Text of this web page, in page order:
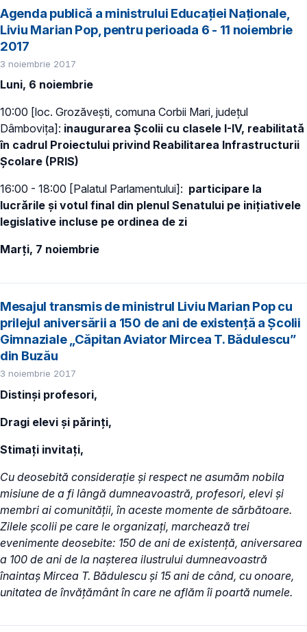
Agenda publică a ministrului Educației Naționale,
Liviu Marian Pop, pentru perioada 6 - 11 noiembrie
2017
3 noiembrie 2017
Luni, 6 noiembrie
10:00 [loc. Grozăvești, comuna Corbii Mari, județul
Dâmbovița]: inaugurarea Școlii cu clasele I-IV, reabilitată
în cadrul Proiectului privind Reabilitarea Infrastructurii
Școlare (PRIS)
16:00 - 18:00 [Palatul Parlamentului]: participare la
lucrările și votul final din plenul Senatului pe inițiativele
legislative incluse pe ordinea de zi
Marți, 7 noiembrie
Mesajul transmis de ministrul Liviu Marian Pop cu
prilejul aniversării a 150 de ani de existență a Școlii
Gimnaziale „Căpitan Aviator Mircea T. Bădulescu”
din Buzău
3 noiembrie 2017
Distinși profesori,
Dragi elevi și părinți,
Stimați invitați,
Cu deosebită considerație și respect ne asumăm nobila
misiune de a fi lângă dumneavoastră, profesori, elevi și
membri ai comunității, în aceste momente de sărbătoare.
Zilele școlii pe care le organizați, marchează trei
evenimente deosebite: 150 de ani de existență, aniversarea
a 100 de ani de la nașterea ilustrului dumneavoastră
înaintaș Mircea T. Bădulescu și 15 ani de când, cu onoare,
unitatea de învățământ în care ne aflăm îi poartă numele.